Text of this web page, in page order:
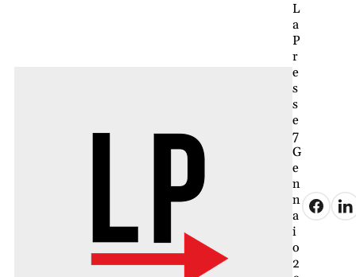
L
a
P
r
e
s
s
e
7
G
e
n
n
a
i
o
2